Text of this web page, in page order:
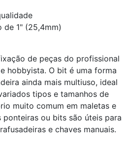
de 1" (25,4mm)
de peças do profissional
hobbyista. O bit é uma forma
ainda mais multiuso, ideal
tipos e tamanhos de
muito comum em maletas e
ponteiras ou bits são úteis para
e chaves manuais.